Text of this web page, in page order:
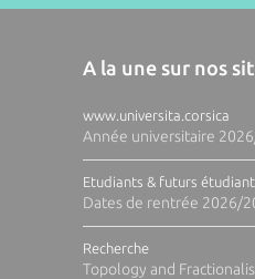
A la une sur nos
www.universita.corsica
Année universitaire
Etudiants & futurs
Dates de rentrée 2026/
Recherche
Topology and